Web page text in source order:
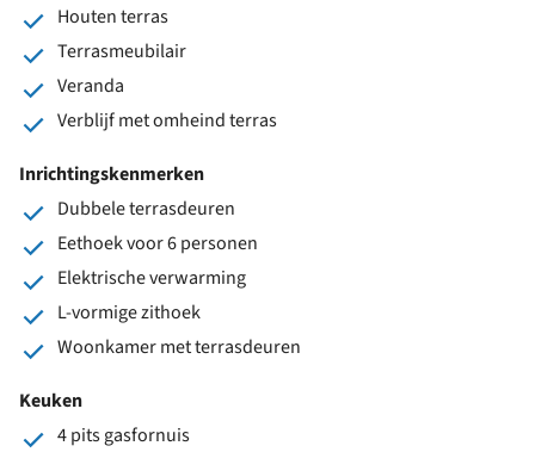
Houten terras
Terrasmeubilair
Veranda
Verblijf met omheind terras
Inrichtingskenmerken
Dubbele terrasdeuren
Eethoek voor 6 personen
Elektrische verwarming
L-vormige zithoek
Woonkamer met terrasdeuren
Keuken
4 pits gasfornuis